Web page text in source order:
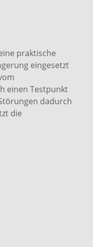
praktische
eingesetzt
einen Testpunkt
dadurch
die